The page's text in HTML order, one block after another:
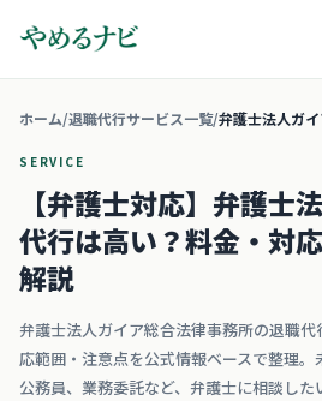
ホーム/退職代行サービス一覧/弁護士法人ガ
SERVICE
【弁護士対応】弁護士
代行は高い？料金・対
解説
弁護士法人ガイア総合法律事務所の退職
応範囲・注意点を公式情報ベースで整理。
公務員、業務委託など、弁護士に相談し